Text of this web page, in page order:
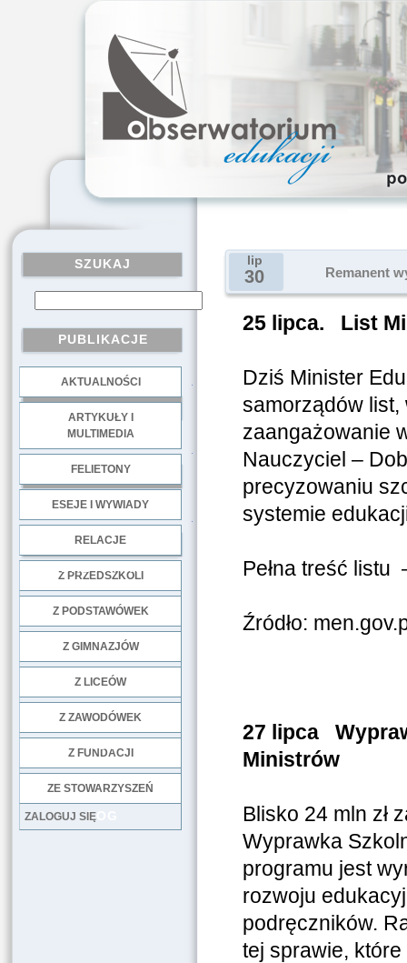
SZUKAJ
PUBLIKACJE
AKTUALNOŚCI
ARTYKUŁY I
MULTIMEDIA
FELIETONY
ESEJE I WYWIADY
RELACJE
Z PRZEDSZKOLI
Z PODSTAWÓWEK
Z GIMNAZJÓW
Z LICEÓW
Z ZAWODÓWEK
Z FUNDACJI
ZE STOWARZYSZEŃ
LOG
ZALOGUJ SIĘ
lip
30 Remanent
25 lipca. List
Dziś Minister
samorządów list,
zaangażowanie
Nauczyciel –
precyzowaniu
systemie
Pełna treść
Źródło:
27 lipca
Ministrów
Blisko 24 mln zł
Wyprawka
programu jest
rozwoju
podręczników.
tej sprawie,